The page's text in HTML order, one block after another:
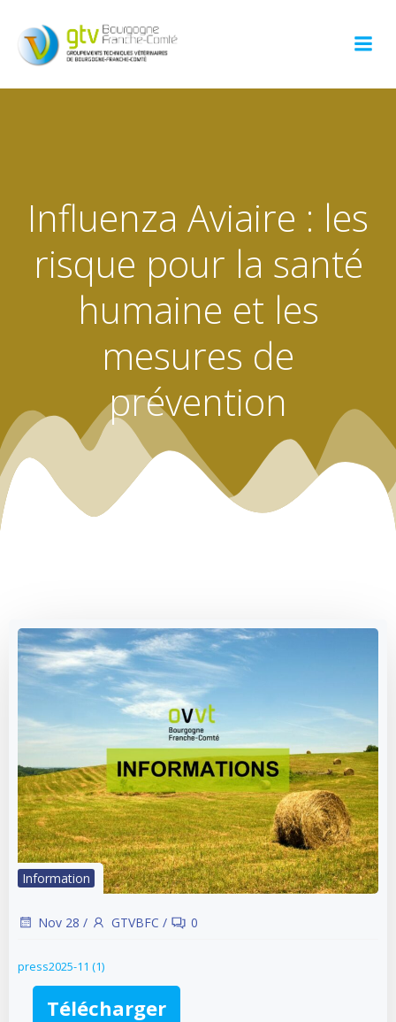
Influenza Aviaire : les
risque pour la santé
humaine et les
mesures de
prévention
Information
Nov 28 / GTVBFC / 0
press2025-11 (1)
Télécharger